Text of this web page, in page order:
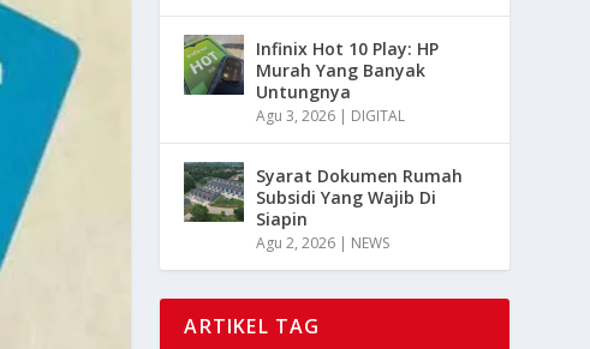
Infinix Hot 10 Play: HP
Murah Yang Banyak
Untungnya
Agu 3, 2026 | DIGITAL
Syarat Dokumen Rumah
Subsidi Yang Wajib Di
Siapin
Agu 2, 2026 | NEWS
ARTIKEL TAG